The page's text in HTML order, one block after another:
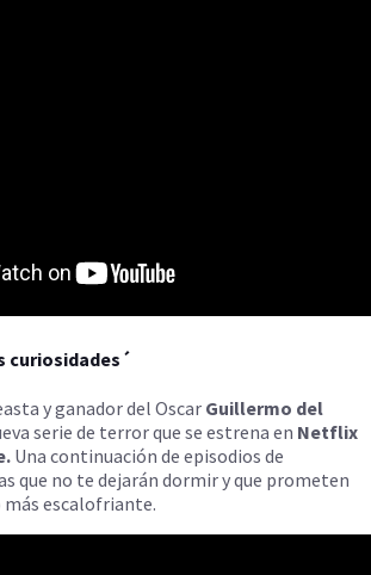
curiosidades´
y ganador del Oscar Guillermo del
serie de terror que se estrena en Netflix
Una continuación de episodios de
que no te dejarán dormir y que prometen
escalofriante.